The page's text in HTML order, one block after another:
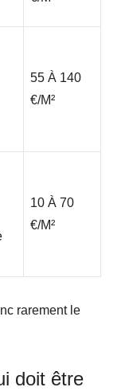
55 À 140
€/m²
10 À 70
€/m²
rarement le
doit être